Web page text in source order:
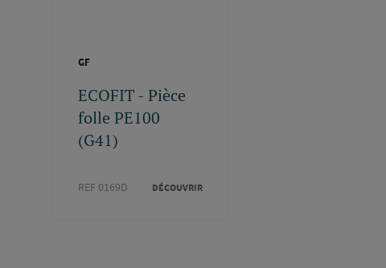
GF
ECOFIT - Pièce
folle PE100
(G41)
REF 0169D DÉCOUVRIR